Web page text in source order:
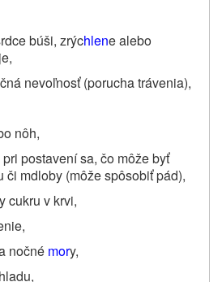
búši, zrýchlene alebo
nevoľnosť (porucha trávenia),
nôh,
postavení sa, čo môže byť
či mdloby (môže spôsobiť pád),
cukru v krvi,
nočné mory,